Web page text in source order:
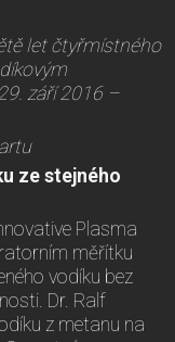
let čtyřmístného
září 2016 –
ze stejného
Plasma
měřítku
vodíku bez
Dr. Ralf
z metanu na